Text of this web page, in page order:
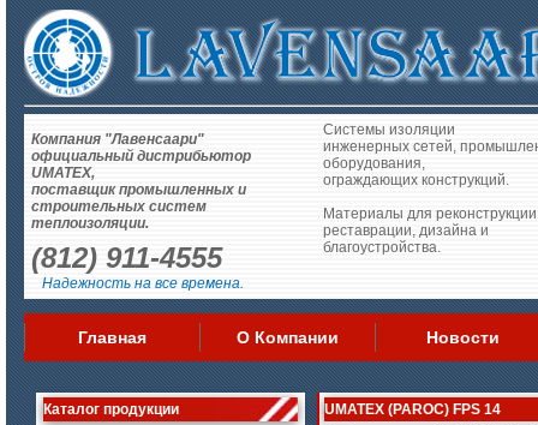
Компания "Лавенсаари"
официальный дистрибьютор
UMATEX,
поставщик промышленных и
строительных систем
теплоизоляции.
(812) 911-4555
Надежность на все времена.
Системы изоляции
инженерных сетей,
оборудования,
ограждающих конструкций.
Материалы для
реставрации, дизайна и
благоустройства.
Главная О Компании Новости
Каталог продукции UMATEX (PAROC) FPS 14